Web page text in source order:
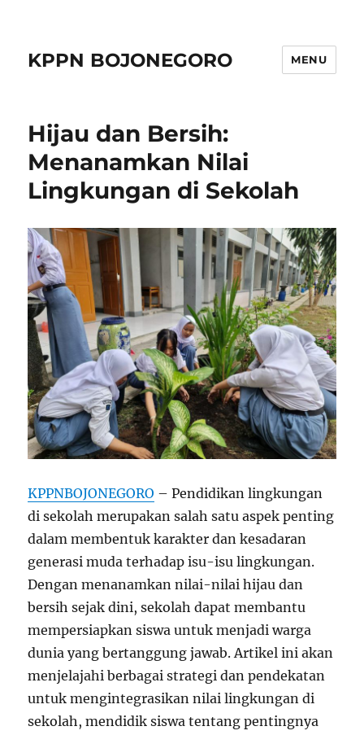
KPPN BOJONEGORO MENU
Hijau dan Bersih:
Menanamkan Nilai
Lingkungan di Sekolah
KPPNBOJONEGORO – Pendidikan lingkungan
di sekolah merupakan salah satu aspek penting
dalam membentuk karakter dan kesadaran
generasi muda terhadap isu-isu lingkungan.
Dengan menanamkan nilai-nilai hijau dan
bersih sejak dini, sekolah dapat membantu
mempersiapkan siswa untuk menjadi warga
dunia yang bertanggung jawab. Artikel ini akan
menjelajahi berbagai strategi dan pendekatan
untuk mengintegrasikan nilai lingkungan di
sekolah, mendidik siswa tentang pentingnya